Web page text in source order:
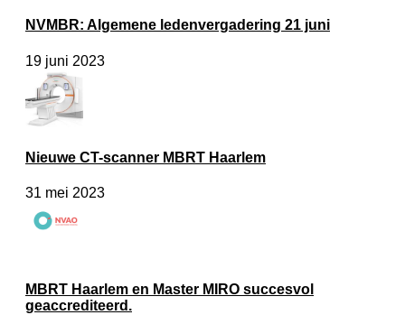
NVMBR: Algemene ledenvergadering 21 juni
19 juni 2023
Nieuwe CT-scanner MBRT Haarlem
31 mei 2023
MBRT Haarlem en Master MIRO succesvol
geaccrediteerd.